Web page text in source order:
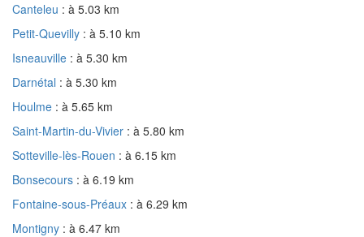
Canteleu : à 5.03 km
Petit-Quevilly : à 5.10 km
Isneauville : à 5.30 km
Darnétal : à 5.30 km
Houlme : à 5.65 km
Saint-Martin-du-Vivier : à 5.80 km
Sotteville-lès-Rouen : à 6.15 km
Bonsecours : à 6.19 km
Fontaine-sous-Préaux : à 6.29 km
Montigny : à 6.47 km